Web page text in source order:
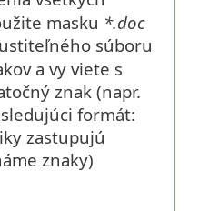
masku *.doc
súboru
a vy viete s
znak (napr.
formát:
zastupujú
znaky)